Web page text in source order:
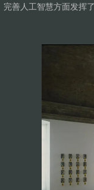
完善人工智慧方面发挥